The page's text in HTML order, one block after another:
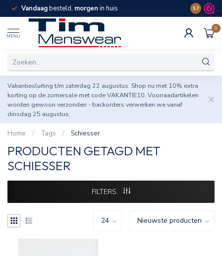
Vandaagbesteld, morgen in huis Spaar
9.7
MENU
0
Vakantiesluiting t/m zaterdag 22 augustus. Shop nu met 10% extra
korting op de zomersale met code VAKANTIE10. Voorraadartikelen
worden gewoon verzonden - backorders verwerken we vanaf
dinsdag 25 augustus.
Home / Tags / Schiesser
PRODUCTEN GETAGD MET
SCHIESSER
FILTERS